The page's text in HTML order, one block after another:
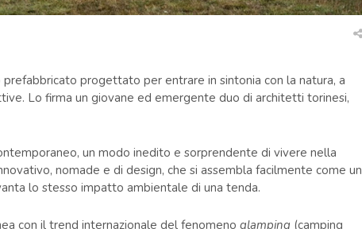
prefabbricato progettato per entrare in sintonia con la natura, a
Lo firma un giovane ed emergente duo di architetti torinesi,
un modo inedito e sorprendente di vivere nella
nomade e di design, che si assembla facilmente come un
lo stesso impatto ambientale di una tenda.
con il trend internazionale del fenomeno glamping (camping